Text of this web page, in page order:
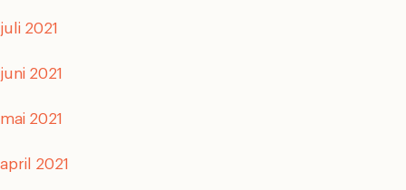
juli 2021
juni 2021
mai 2021
april 2021